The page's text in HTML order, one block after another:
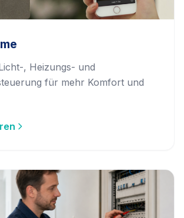
, Heizungs- und
für mehr Komfort und